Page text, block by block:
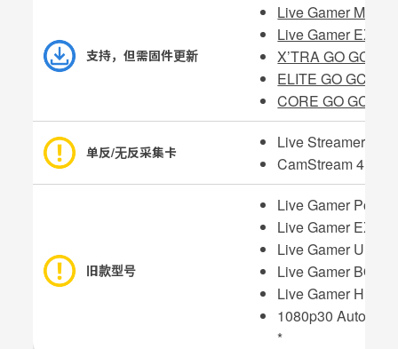
支持，但需固件更新
Live Gamer MINI
Live Gamer
X’TRA GO GC515
ELITE GO
CORE GO GC313
单反/无反采集卡
Live Streamer
CamStream 4K
旧款型号
Live Gamer
Live Gamer
Live Gamer
Live Gamer BOLT
Live Gamer HD 2
1080p30
*